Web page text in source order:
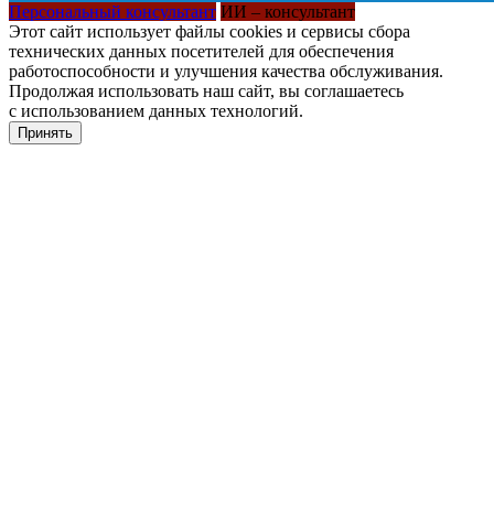
Персональный консультант ИИ – консультант
Этот сайт использует файлы cookies и сервисы сбора
технических данных посетителей для обеспечения
работоспособности и улучшения качества обслуживания.
Продолжая использовать наш сайт, вы соглашаетесь
с использованием данных технологий.
Принять